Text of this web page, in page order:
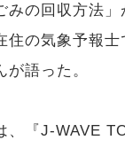
みの回収方法
住の気象予報
語った。
、『J-WAVE